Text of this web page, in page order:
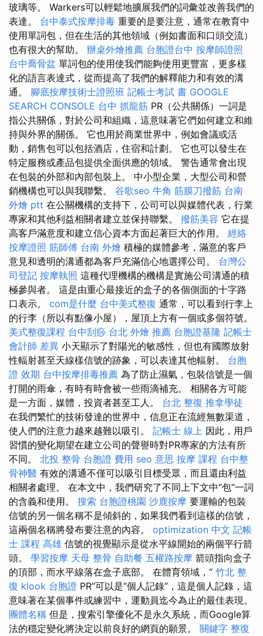
玻璃等。 Warkers可以輕鬆地擴展我們的詞彙並改善我們的
表達。 台中泰式按摩排毒 重要的是要注意，通常在教育中
使用單詞包，但在生活的其他領域（例如書面和口頭交流）
也有很大的幫助。 辦桌外燴推薦 台胞證台中 按摩師證照
台中喬骨盆 單詞包的使用使我們能夠使用更豐富，更多樣
化的語言表達式，從而提高了我們的解釋能力和有效的溝
通。 腳底按摩技術士證照班 記帳士考試 書 GOOGLE
SEARCH CONSOLE 台中 抓龍筋 PR（公共關係）一詞是
指公共關係，對於公司和組織，這意味著它們如何建立和維
持與外界的關係。 它也用於商業世界中，例如會議或活
動，銷售包可以包括酒店，住宿和計劃。 它也可以發生在
特定服務或產品包提供全面供應的領域。 警告通常會出現
在包裝的外部和內部包裝上。 中小型企業，大型公司和營
銷機構也可以與我聯繫。 谷歌seo 牛角 筋膜刀撥筋 台南
外燴 ptt 在公關機構的支持下，公司可以與媒體代表，行業
專家和其他利益相關者建立並保持聯繫。 撥筋美容 它在提
高客戶滿意度和建立信心資本方面起著巨大的作用。 經絡
按摩證照 筋師傅 台南 外燴 積極的媒體參考，滿意的客戶
意見和透明的溝通都為客戶充滿信心地選擇公司。 台灣公
司登記 按摩執照 這種代理機構的機構是實施公司溝通的積
極參與者。 這是由重心最接近的盒子的各個側面的十字路
口表示。 com是什麼 台中美式整復 通常，可以看到行李上
的行李（所以有點像小屋），屋頂上方有一個或多個符號。
美式整復課程 台中刮痧 台北 外燴 推薦 台胞證基隆 記帳士
會計師 差異 小天顯示了對陽光的敏感性，但也有國際放射
性輻射甚至天線樣信號的跡象，可以表達其他輻射。 台胞
證 效期 台中按摩排毒推薦 為了防止濕氣，包裝信號是一個
打開的雨傘，有時有時會被一些雨滴補充。 相關各方可能
是一方面，媒體，投資者甚至工人。 台北 整復 推拿學徒
在我們繁忙的技術發達的世界中，信息正在流經無數渠道，
使人們的注意力越來越難以吸引。 記帳士 線上 因此，用戶
習慣的變化期望在建立公司的聲譽時對PR專家的方法有所
不同。 北投 整骨 台胞證 費用 seo 意思 按摩 課程 台中整
骨神醫 有效的溝通不僅可以吸引目標受眾，而且還由利益
相關者處理。 在本文中，我們研究了不同上下文中“包”一詞
的含義和使用。 搜索 台胞證桃園 沙鹿按摩 要運輸的包裝
信號的另一個名稱不是傾斜的，如果我們看到這樣的信號，
這兩個名稱將發布要注意的內容。 optimization 中文 記帳
士 課程 高雄 信號的視覺顯示是從水平線開始的兩個平行箭
頭。 學習按摩 天母 整骨 自助餐 五權路按摩 箭頭指向盒​​子
的頂部，而水平線落在盒子底部。 在體育領域，“ 竹北 整
復 klook 台胞證 PR”可以是“個人記錄”，這是個人記錄，這
意味著在某個事件或練習中，運動員迄今為止的最佳表現。
團體名稱 但是，搜索引擎優化不是永久系統，而Google算
法的穩定變化將決定以前良好的網頁的願景。 關鍵字 整復